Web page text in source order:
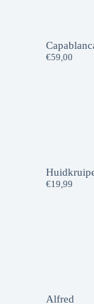
€59,00
€19,99
Alfred